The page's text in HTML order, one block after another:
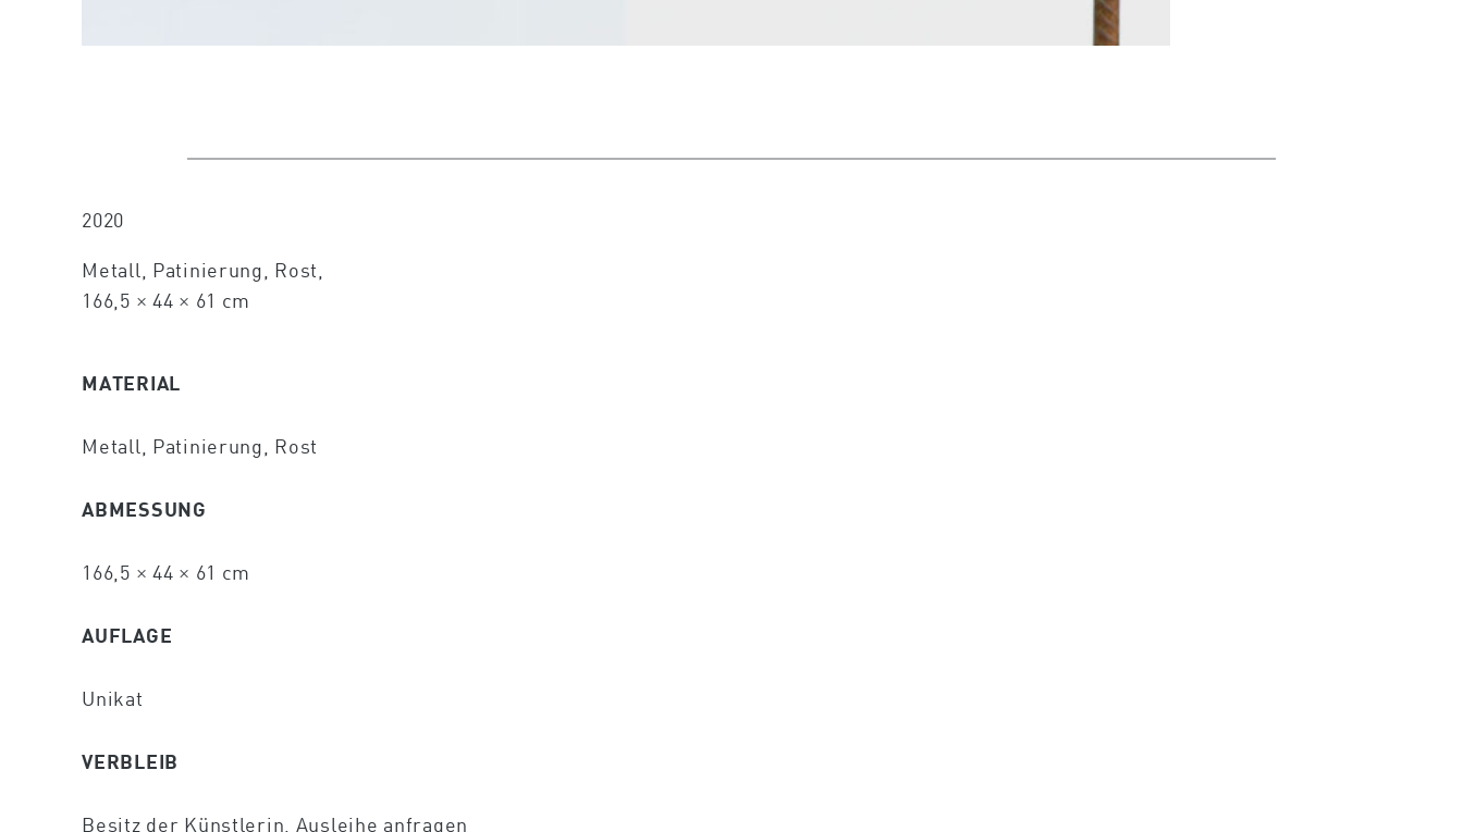
2020
Metall, Patinierung, Rost,
166,5 × 44 × 61 cm
MATERIAL
Metall, Patinierung, Rost
ABMESSUNG
166,5 × 44 × 61 cm
AUFLAGE
Unikat
VERBLEIB
Besitz der Künstlerin, Ausleihe anfragen